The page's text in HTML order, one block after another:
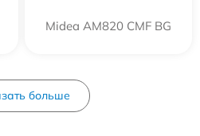
Midea AM820 CMF BG
больше